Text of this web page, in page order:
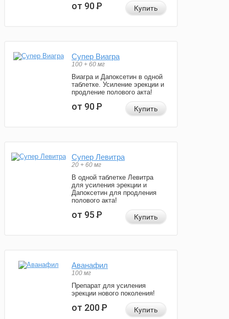
от 90Р Купить
Супер Виагра
100 + 60 мг
Виагра и Дапоксетин в одной
таблетке. Усиление эрекции и
продление полового акта!
от 90Р Купить
Супер Левитра
20 + 60 мг
В одной таблетке Левитра
для усиления эрекции и
Дапоксетин для продления
полового акта!
от 95Р Купить
Аванафил
100 мг
Препарат для усиления
эрекции нового поколения!
от 200Р Купить